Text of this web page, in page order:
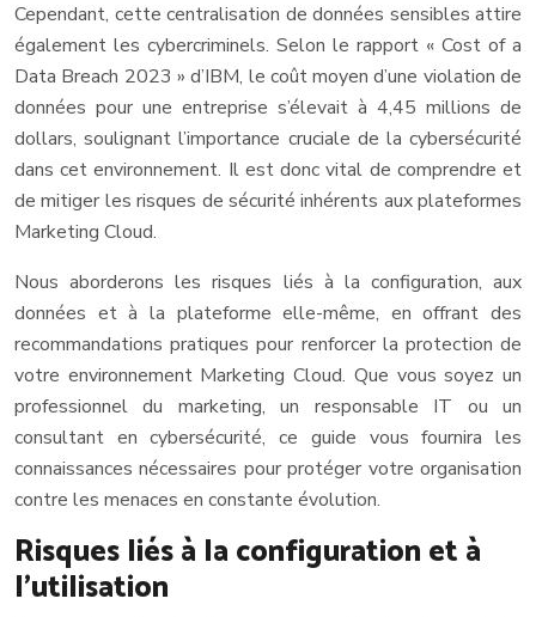
Cependant, cette centralisation de données sensibles attire
également les cybercriminels. Selon le rapport « Cost of a
Data Breach 2023 » d’IBM, le coût moyen d’une violation de
données pour une entreprise s’élevait à 4,45 millions de
dollars, soulignant l’importance cruciale de la cybersécurité
dans cet environnement. Il est donc vital de comprendre et
de mitiger les risques de sécurité inhérents aux plateformes
Marketing Cloud.
Nous aborderons les risques liés à la configuration, aux
données et à la plateforme elle-même, en offrant des
recommandations pratiques pour renforcer la protection de
votre environnement Marketing Cloud. Que vous soyez un
professionnel du marketing, un responsable IT ou un
consultant en cybersécurité, ce guide vous fournira les
connaissances nécessaires pour protéger votre organisation
contre les menaces en constante évolution.
Risques liés à la configuration et à
l’utilisation